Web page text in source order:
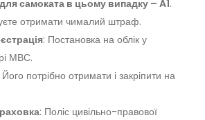
самоката в цьому випадку – A1.
отримати чималий штраф.
: Постановка на облік у
МВС.
Його потрібно отримати і закріпити на
: Поліс цивільно-правової